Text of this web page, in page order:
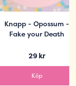
Knapp - Opossum -
Fake your Death
29 kr
Köp